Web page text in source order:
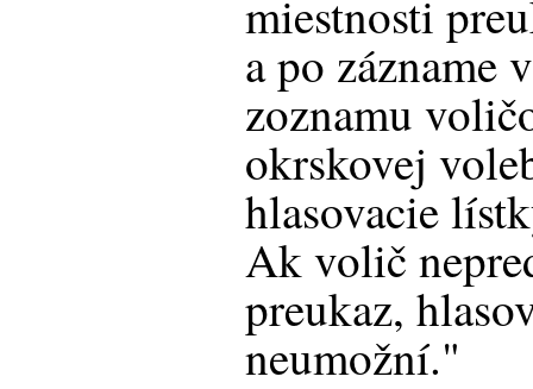
miestnosti
a po zázname
zoznamu
okrskovej
hlasovacie
Ak volič
preukaz,
neumožní."